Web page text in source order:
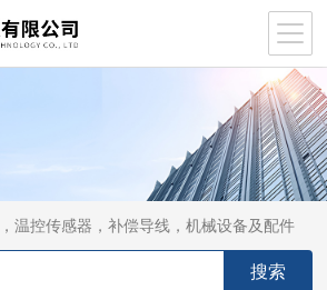
温控传感器，补偿导线，机械设备及配件